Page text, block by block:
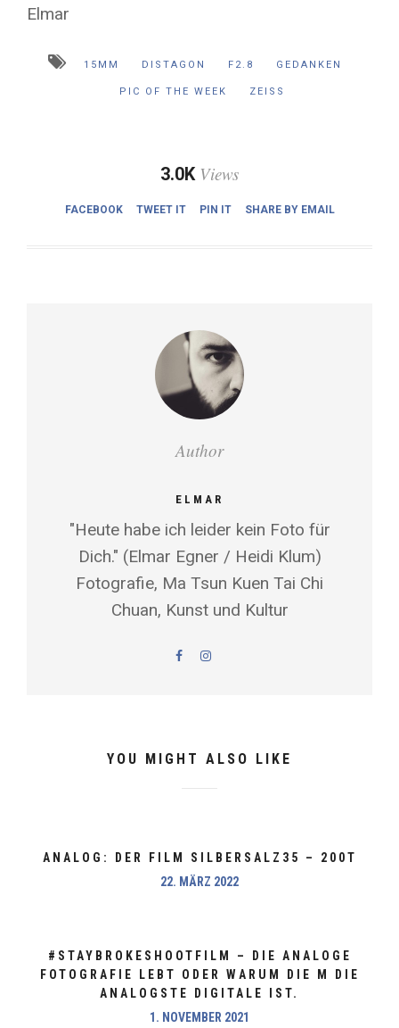
Elmar
15MM DISTAGON F2.8 GEDANKEN
PIC OF THE WEEK ZEISS
3.0K Views
FACEBOOK TWEET IT PIN IT SHARE BY EMAIL
Author
ELMAR
"Heute habe ich leider kein Foto für
Dich." (Elmar Egner / Heidi Klum)
Fotografie, Ma Tsun Kuen Tai Chi
Chuan, Kunst und Kultur
YOU MIGHT ALSO LIKE
ANALOG: DER FILM SILBERSALZ35 – 200T
22. MÄRZ 2022
#STAYBROKESHOOTFILM – DIE ANALOGE
FOTOGRAFIE LEBT ODER WARUM DIE M DIE
ANALOGSTE DIGITALE IST.
1. NOVEMBER 2021